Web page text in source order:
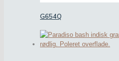
G654Q